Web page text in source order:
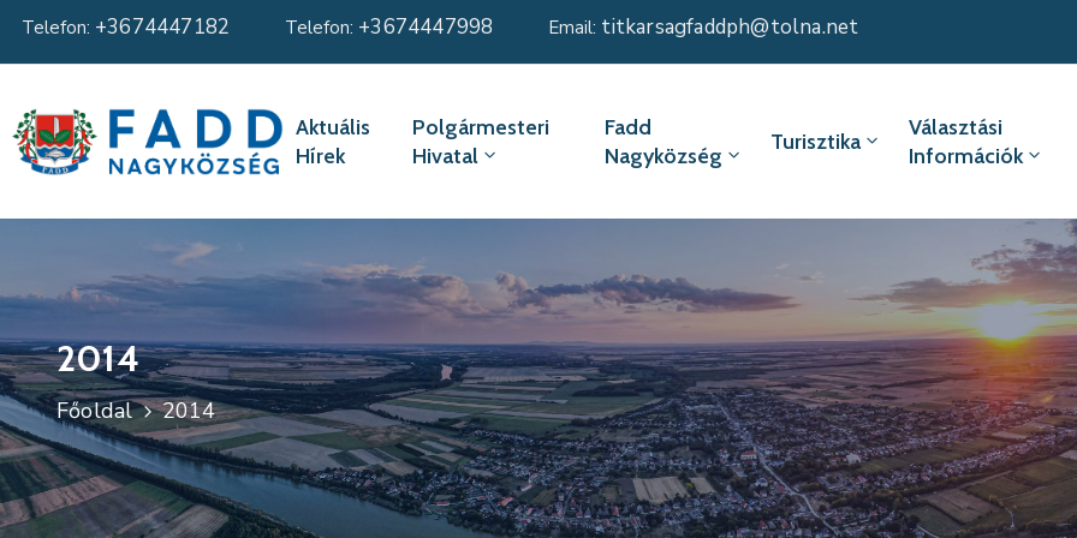
Telefon: +3674447182 Telefon: +3674447998 Email: titkarsagfaddph@tolna.net
Aktuális
Hírek
Polgármesteri
Hivatal
Fadd
Nagyközség
Turisztika
Választási
Információk
2014
Főoldal 2014